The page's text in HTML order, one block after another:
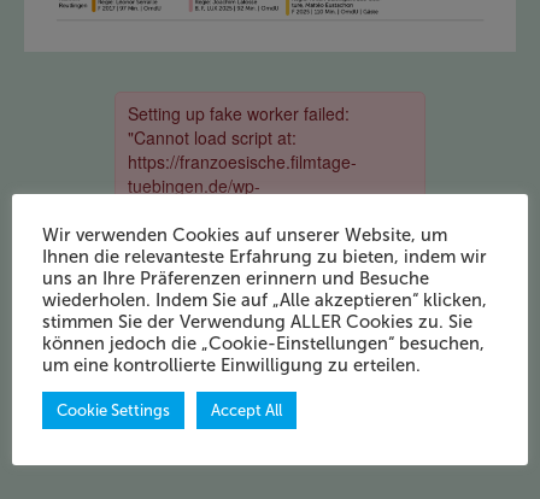
Download Katalog
Wir verwenden Cookies auf unserer Website, um
Ihnen die relevanteste Erfahrung zu bieten, indem wir
uns an Ihre Präferenzen erinnern und Besuche
wiederholen. Indem Sie auf „Alle akzeptieren“ klicken,
stimmen Sie der Verwendung ALLER Cookies zu. Sie
können jedoch die „Cookie-Einstellungen“ besuchen,
um eine kontrollierte Einwilligung zu erteilen.
Cookie Settings Accept All